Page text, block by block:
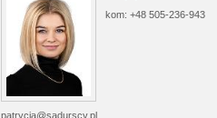
kom: +48 505-236-943
patrycja@sadurscy.pl